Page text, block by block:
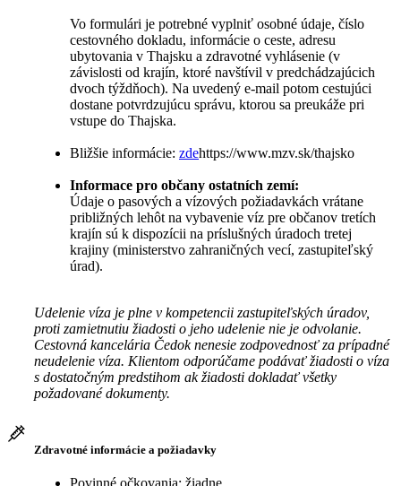
Vo formulári je potrebné vyplniť osobné údaje, číslo
cestovného dokladu, informácie o ceste, adresu
ubytovania v Thajsku a zdravotné vyhlásenie (v
závislosti od krajín, ktoré navštívil v predchádzajúcich
dvoch týždňoch). Na uvedený e-mail potom cestujúci
dostane potvrdzujúcu správu, ktorou sa preukáže pri
vstupe do Thajska.
Bližšie informácie: zdehttps://www.mzv.sk/thajsko
Informace pro občany ostatních zemí:
Údaje o pasových a vízových požiadavkách vrátane
približných lehôt na vybavenie víz pre občanov tretích
krajín sú k dispozícii na príslušných úradoch tretej
krajiny (ministerstvo zahraničných vecí, zastupiteľský
úrad).
Udelenie víza je plne v kompetencii zastupiteľských úradov,
proti zamietnutiu žiadosti o jeho udelenie nie je odvolanie.
Cestovná kancelária Čedok nenesie zodpovednosť za prípadné
neudelenie víza. Klientom odporúčame podávať žiadosti o víza
s dostatočným predstihom ak žiadosti dokladať všetky
požadované dokumenty.
Zdravotné informácie a požiadavky